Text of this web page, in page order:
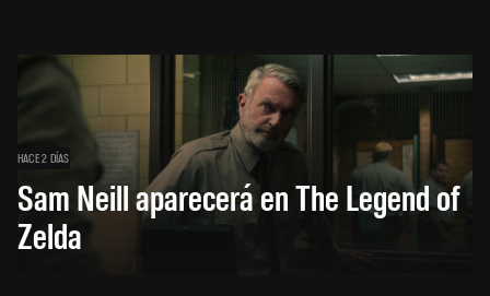
HACE 2 DÍAS
Sam Neill aparecerá en The Legend of
Zelda